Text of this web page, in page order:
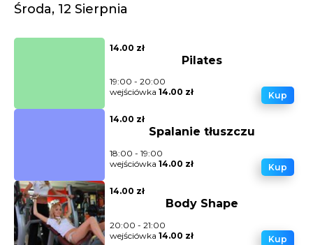
Środa, 12 Sierpnia
14.00 zł
Pilates
19:00 - 20:00
wejściówka 14.00 zł Kup
14.00 zł
Spalanie tłuszczu
18:00 - 19:00
wejściówka 14.00 zł Kup
14.00 zł
Body Shape
20:00 - 21:00
wejściówka 14.00 zł Kup